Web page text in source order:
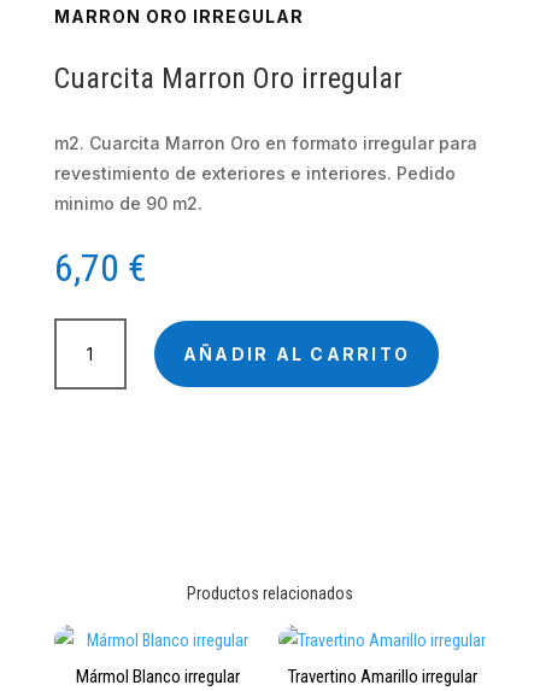
MARRON ORO IRREGULAR
Cuarcita Marron Oro irregular
m2. Cuarcita Marron Oro en formato irregular para
revestimiento de exteriores e interiores. Pedido
minimo de 90 m2.
6,70 €
Cuarcita
Marron
Oro
AÑADIR AL CARRITO
Productos relacionados
Mármol Blanco irregular Travertino Amarillo irregular